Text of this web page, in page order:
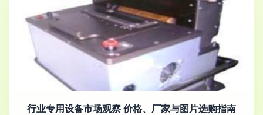
行业专用设备市场观察 价格、厂家与图片选购指南